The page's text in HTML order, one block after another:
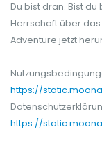
Du bist dran. Bist
Herrschaft über das
Adventure jetzt
https://
https://